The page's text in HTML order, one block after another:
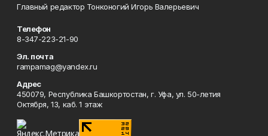
Главный редактор Тонконогий Игорь Валерьевич
Телефон
8-347-223-21-90
Эл. почта
rampamag@yandex.ru
Адрес
450079, Республика Башкортостан, г. Уфа, ул. 50-летия
Октября, 13, каб. 1 этаж